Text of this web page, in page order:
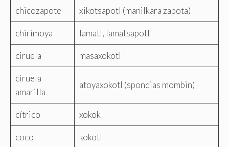
chicozapote xikotsapotl (manilkara zapota)
chirimoya lamatl, lamatsapotl
ciruela masaxokotl
ciruela
amarilla
atoyaxokotl (spondias mombin)
cítrico xokok
coco kokotl